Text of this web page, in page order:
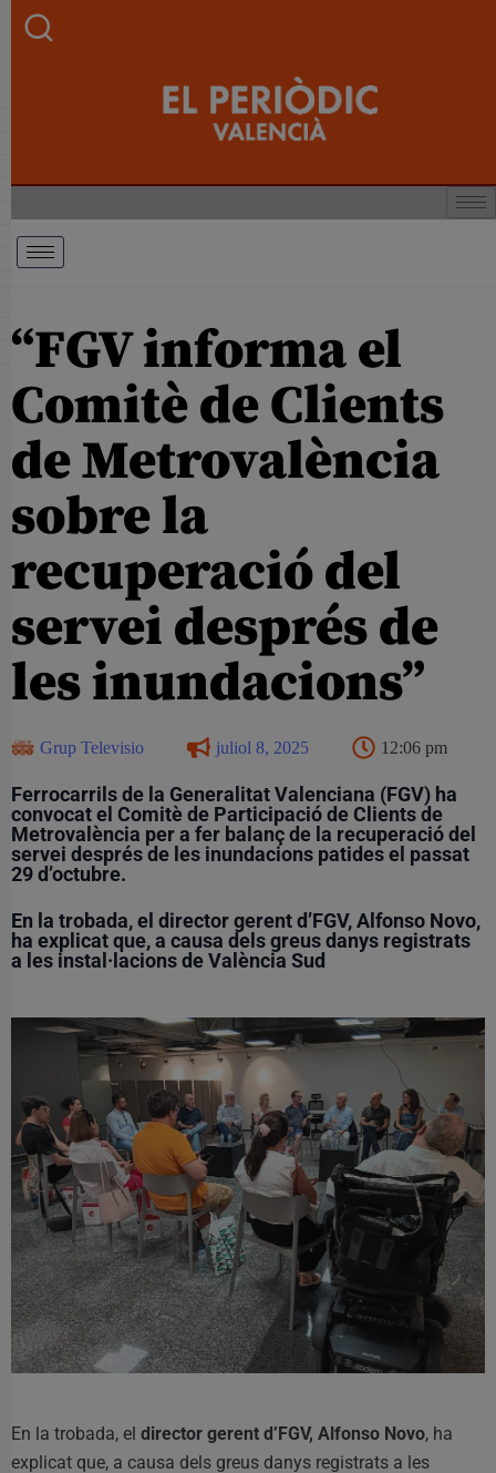
“FGV informa el
Comitè de Clients
de Metrovalència
sobre la
recuperació del
servei després de
les inundacions”
Grup Televisio juliol 8, 2025 12:06 pm
Ferrocarrils de la Generalitat Valenciana (FGV) ha
convocat el Comitè de Participació de Clients de
Metrovalència per a fer balanç de la recuperació del
servei després de les inundacions patides el passat
29 d’octubre.
En la trobada, el director gerent d’FGV, Alfonso Novo,
ha explicat que, a causa dels greus danys registrats
a les instal·lacions de València Sud
En la trobada, el director gerent d’FGV, Alfonso Novo, ha
explicat que, a causa dels greus danys registrats a les